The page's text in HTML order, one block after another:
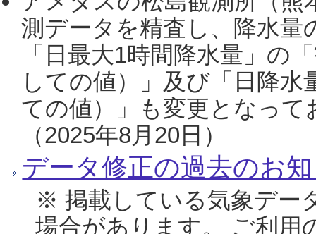
測データを精査し、降水
「日最大1時間降水量」の
しての値）」及び「日降
ての値）」も変更となっ
（2025年8月20日）
データ修正の過去のお
※ 掲載している気象デー
場合があります。 ご利用